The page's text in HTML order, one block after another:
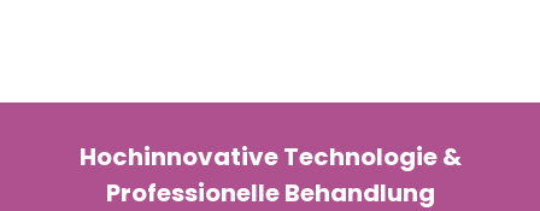
Hochinnovative Technologie &
Professionelle Behandlung